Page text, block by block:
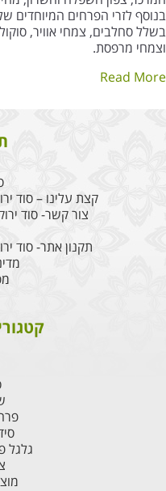
בנוסף לזרי הפרחים המיוחדים
בשלל סחלבים, צמחי אוויר,
וצמחי מרפסת.
Read More
קצת עלינו – סוד
צור קשר- סוד
תקנון אתר- סוד
גלגל